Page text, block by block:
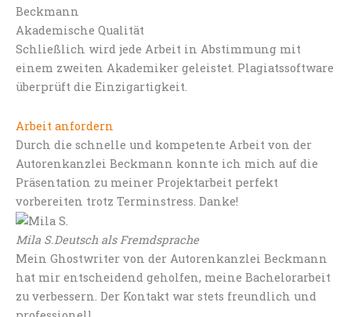
Akademische Qualität
Schließlich wird jede Arbeit in Abstimmung mit
einem zweiten Akademiker geleistet. Plagiatssoftware
überprüft die Einzigartigkeit.
Arbeit anfordern
Durch die schnelle und kompetente Arbeit von der
Autorenkanzlei Beckmann konnte ich mich auf die
Präsentation zu meiner Projektarbeit perfekt
vorbereiten trotz Terminstress. Danke!
Mila S.Deutsch als Fremdsprache
Mein Ghostwriter von der Autorenkanzlei Beckmann
hat mir entscheidend geholfen, meine Bachelorarbeit
zu verbessern. Der Kontakt war stets freundlich und